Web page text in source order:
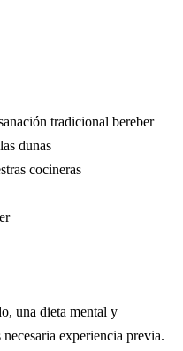
tradicional bereber
dunas
cocineras
una dieta mental y
experiencia previa.